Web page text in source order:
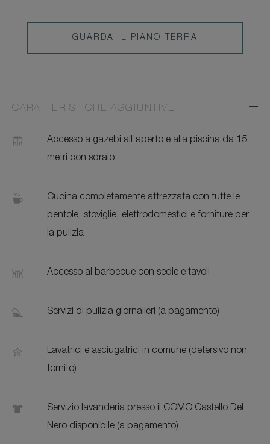
GUARDA IL PIANO TERRA
CARATTERISTICHE AGGIUNTIVE
Accesso a gazebi all'aperto e alla piscina da 15
metri con sdraio
Cucina completamente attrezzata con tutte le
pentole, stoviglie, elettrodomestici e forniture per
la pulizia
Accesso al barbecue con sedie e tavoli
Servizi di pulizia giornalieri (a pagamento)
Lavatrici e asciugatrici in comune (detersivo non
fornito)
Servizio lavanderia presso il COMO Castello Del
Nero disponibile (a pagamento)